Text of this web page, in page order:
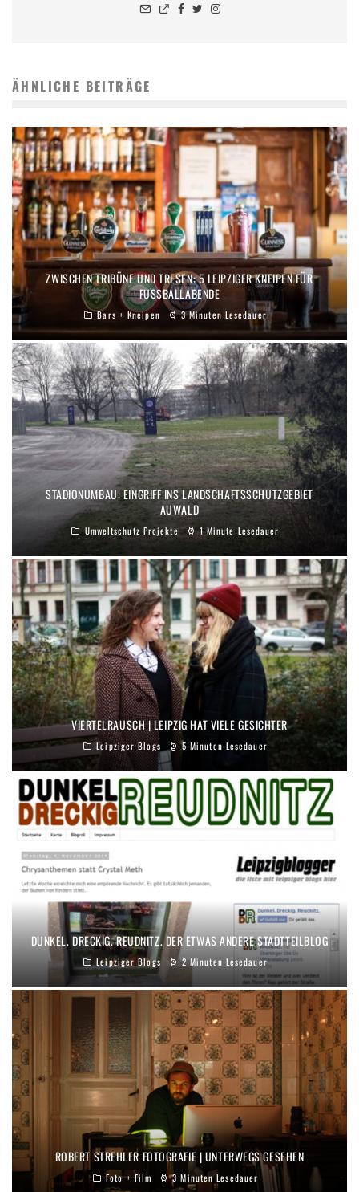
ÄHNLICHE BEITRÄGE
ZWISCHEN TRIBÜNE UND TRESEN: 5 LEIPZIGER KNEIPEN FÜR
FUSSBALLABENDE
Bars + Kneipen 3 Minuten Lesedauer
STADIONUMBAU: EINGRIFF INS LANDSCHAFTSSCHUTZGEBIET
AUWALD
Umweltschutz Projekte 1 Minute Lesedauer
VIERTELRAUSCH | LEIPZIG HAT VIELE GESICHTER
Leipziger Blogs 5 Minuten Lesedauer
DUNKEL. DRECKIG. REUDNITZ. DER ETWAS ANDERE STADTTEILBLOG
Leipziger Blogs 2 Minuten Lesedauer
ROBERT STREHLER FOTOGRAFIE | UNTERWEGS GESEHEN
Foto + Film 3 Minuten Lesedauer